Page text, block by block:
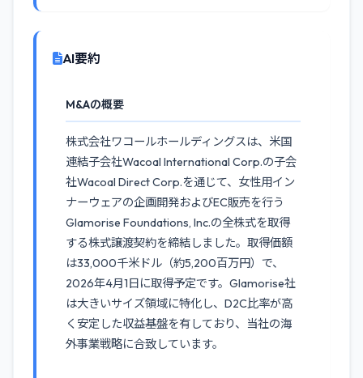
AI要約
M&Aの概要
株式会社ワコールホールディングスは、米国
連結子会社Wacoal International Corp.の子会
社Wacoal Direct Corp.を通じて、女性用イン
ナーウェアの企画開発およびEC販売を行う
Glamorise Foundations, Inc.の全株式を取得
する株式譲渡契約を締結しました。取得価額
は33,000千米ドル（約5,200百万円）で、
2026年4月1日に取得予定です。Glamorise社
は大きいサイズ領域に特化し、D2C比率が高
く安定した収益基盤を有しており、当社の海
外事業戦略に合致しています。